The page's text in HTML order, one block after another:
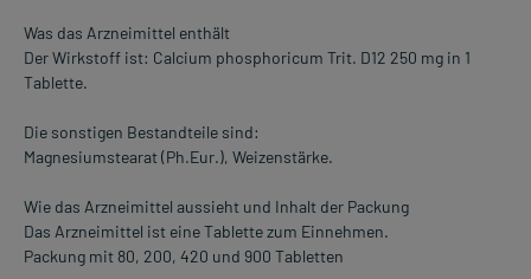
Was das Arzneimittel enthält
Der Wirkstoff ist: Calcium phosphoricum Trit. D12 250 mg in 1
Tablette.
Die sonstigen Bestandteile sind:
Magnesiumstearat (Ph.Eur.), Weizenstärke.
Wie das Arzneimittel aussieht und Inhalt der Packung
Das Arzneimittel ist eine Tablette zum Einnehmen.
Packung mit 80, 200, 420 und 900 Tabletten